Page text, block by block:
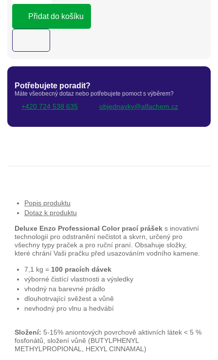
Přidat do košíku
Potřebujete poradit?
Máte všeobecný dotaz nebo potřebujete pomoct s výběrem?
+420 724 538 635 objednavky@alfachem.cz
Popis produktu
Dotaz k produktu
Deluxe Enzo Professional Color prací prášek s inovativní
technologií pro odstranění nečistot a skvrn, určený pro
všechny typy praček a pro ruční praní. Obsahuje složky,
které chrání Vaši pračku před usazováním vodního kamene.
7,1 kg = 100 pracích dávek
výborné čistící vlastnosti a výsledky
vhodný na barevné prádlo
dlouhotrvající svěžest a vůně
nevhodný pro vlnu a hedvábí
Složení: 5-15% aniontových povrchově aktivních látek < 5 %
fosfonátů, složení vůně (BUTYLPHENYL
METHYLPROPIONAL, HEXYL CINNAMAL)